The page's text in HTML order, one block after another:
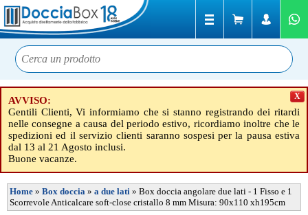
AVVISO:
Gentili Clienti, Vi informiamo che si stanno registrando dei ritardi
nelle consegne a causa del periodo estivo, ricordiamo inoltre che le
spedizioni ed il servizio clienti saranno sospesi per la pausa estiva
dal 13 al 21 Agosto inclusi.
Buone vacanze.
X
Home » Box doccia » a due lati » Box doccia angolare due lati - 1 Fisso e 1
Scorrevole Anticalcare soft-close cristallo 8 mm Misura: 90x110 xh195cm